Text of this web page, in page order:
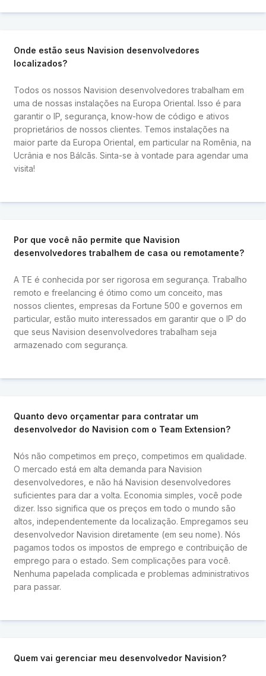
Onde estão seus Navision desenvolvedores
localizados?
Todos os nossos Navision desenvolvedores trabalham em
uma de nossas instalações na Europa Oriental. Isso é para
garantir o IP, segurança, know-how de código e ativos
proprietários de nossos clientes. Temos instalações na
maior parte da Europa Oriental, em particular na Romênia, na
Ucrânia e nos Bálcãs. Sinta-se à vontade para agendar uma
visita!
Por que você não permite que Navision
desenvolvedores trabalhem de casa ou remotamente?
A TE é conhecida por ser rigorosa em segurança. Trabalho
remoto e freelancing é ótimo como um conceito, mas
nossos clientes, empresas da Fortune 500 e governos em
particular, estão muito interessados ​​em garantir que o IP do
que seus Navision desenvolvedores trabalham seja
armazenado com segurança.
Quanto devo orçamentar para contratar um
desenvolvedor do Navision com o Team Extension?
Nós não competimos em preço, competimos em qualidade.
O mercado está em alta demanda para Navision
desenvolvedores, e não há Navision desenvolvedores
suficientes para dar a volta. Economia simples, você pode
dizer. Isso significa que os preços em todo o mundo são
altos, independentemente da localização. Empregamos seu
desenvolvedor Navision diretamente (em seu nome). Nós
pagamos todos os impostos de emprego e contribuição de
emprego para o estado. Sem complicações para você.
Nenhuma papelada complicada e problemas administrativos
para passar.
Quem vai gerenciar meu desenvolvedor Navision?